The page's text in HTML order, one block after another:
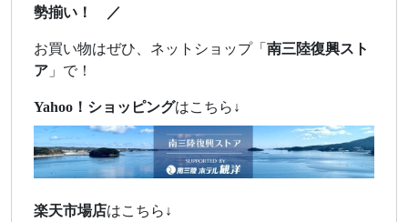
勢揃い！ ／
お買い物はぜひ、ネットショップ「 南三陸復興スト
ア 」で！
Yahoo！ショッピングはこちら↓
楽天市場店はこちら↓